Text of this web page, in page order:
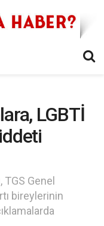
LGBTİ
Genel
bireylerinin